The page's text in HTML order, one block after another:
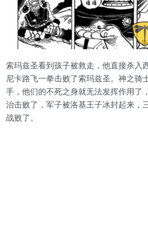
索玛兹圣看到孩子被救走，他直接杀入
尼卡路飞一拳击败了索玛兹圣。神之骑
手，他们的不死之身就无法发挥作用了
治击败了，军子被洛基王子冰封起来，
战败了。